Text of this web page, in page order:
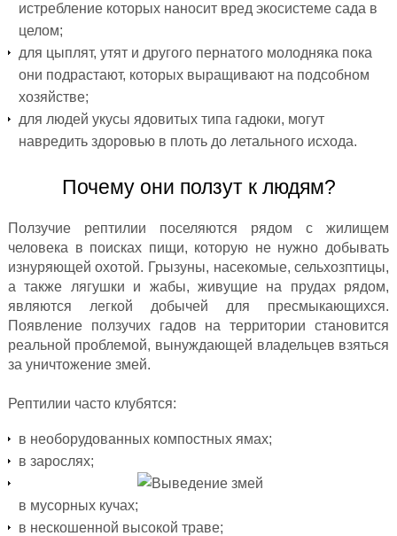
истребление которых наносит вред экосистеме сада в
целом;
для цыплят, утят и другого пернатого молодняка пока
они подрастают, которых выращивают на подсобном
хозяйстве;
для людей укусы ядовитых типа гадюки, могут
навредить здоровью в плоть до летального исхода.
Почему они ползут к людям?
Ползучие рептилии поселяются рядом с жилищем
человека в поисках пищи, которую не нужно добывать
изнуряющей охотой. Грызуны, насекомые, сельхозптицы,
а также лягушки и жабы, живущие на прудах рядом,
являются легкой добычей для пресмыкающихся.
Появление ползучих гадов на территории становится
реальной проблемой, вынуждающей владельцев взяться
за уничтожение змей.
Рептилии часто клубятся:
в необорудованных компостных ямах;
в зарослях;
в мусорных кучах;
в нескошенной высокой траве;